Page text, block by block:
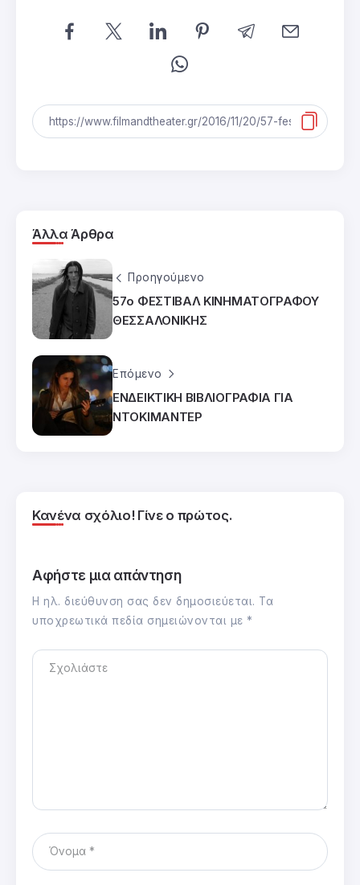
Άλλα Άρθρα
Προηγούμενο
57ο ΦΕΣΤΙΒΑΛ ΚΙΝΗΜΑΤΟΓΡΑΦΟΥ
ΘΕΣΣΑΛΟΝΙΚΗΣ
Επόμενο
ΕΝΔΕΙΚΤΙΚΗ ΒΙΒΛΙΟΓΡΑΦΙΑ ΓΙΑ
ΝΤΟΚΙΜΑΝΤΕΡ
Κανένα σχόλιο! Γίνε ο πρώτος.
Αφήστε μια απάντηση
Η ηλ. διεύθυνση σας δεν δημοσιεύεται. Τα
υποχρεωτικά πεδία σημειώνονται με *